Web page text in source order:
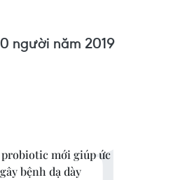
người năm 2019
mới giúp ức
bệnh dạ dày